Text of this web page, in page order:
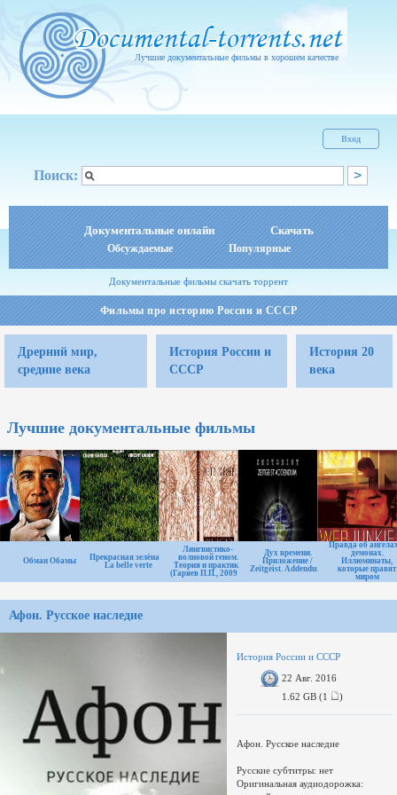
Лучшие документальные фильмы в хорошем качестве
Вход
Поиск:
Документальные онлайн Скачать
Обсуждаемые Популярные
Документальные фильмы скачать торрент
Фильмы про историю России и СССР
Дрерний мир,
средние века
История России и
СССР
История 20
века
Лучшие документальные фильмы
Обман Обамы
Прекрасная зелёная /
La belle verte
Лингвистико-
волновой геном.
Теория и практика
(Гаряев П.П., 2009 г)
Дух времени.
Приложение /
Zeitgeist. Addendum.
Правда об
демонах.
Иллюминаты,
которые правят
миром
Афон. Русское наследие
История России и СССР
22 Авг. 2016
1.62 GB (1
)
Афон. Русское наследие
Русские субтитры: нет
Оригинальная аудиодорожка: